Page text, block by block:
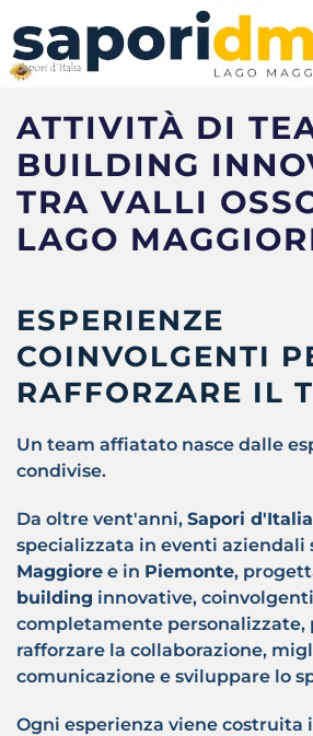
ATTIVITÀ DI
BUILDING
TRA VALLI
LAGO
ESPERIENZE
COINVOLGENTI
RAFFORZARE IL
Un team affiatato nasce dalle
condivise.
Da oltre vent'anni, Sapori
specializzata in eventi aziendali
Maggiore e in Piemonte,
building innovative,
completamente personalizzate,
rafforzare la collaborazione,
comunicazione e sviluppare lo
Ogni esperienza viene costruita